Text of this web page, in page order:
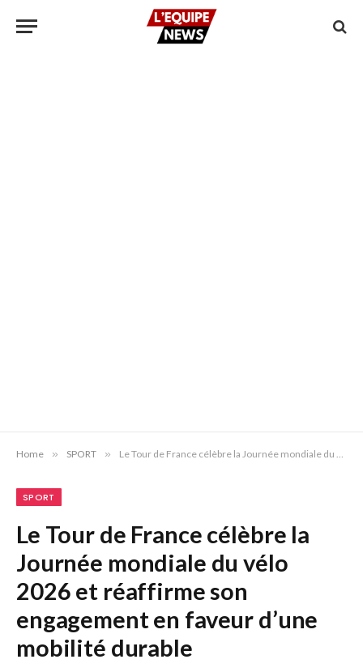
Home » SPORT » Le Tour de France célèbre la Journée mondiale du vélo 2026 et réaffirme son engagement en faveur d’une mobilité durable
SPORT
Le Tour de France célèbre la
Journée mondiale du vélo
2026 et réaffirme son
engagement en faveur d’une
mobilité durable